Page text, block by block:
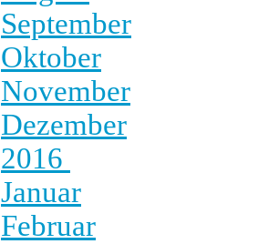
September
Oktober
November
Dezember
2016
Januar
Februar